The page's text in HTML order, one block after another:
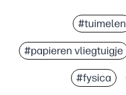
#tuimelen
#papieren vliegtuigje
#fysica